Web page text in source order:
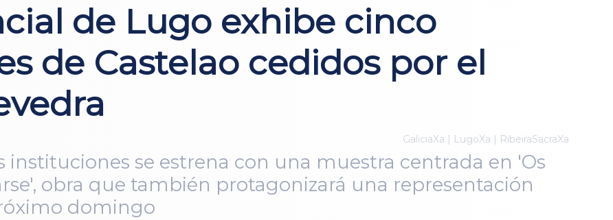
de Lugo exhibe cinco
de Castelao cedidos por el
GaliciaXa | LugoXa | RibeiraSacraXa
instituciones se estrena con una muestra centrada en 'Os
obra que también protagonizará una representación
domingo